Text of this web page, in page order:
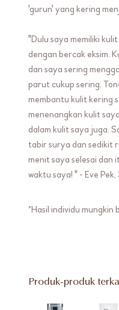
'gurun' yang kering
"Dulu saya memiliki
dengan bercak eksim.
dan saya sering
parut cukup sering.
membantu kulit kering
menenangkan kulit
dalam kulit saya juga.
tabir surya dan sedikit
menit saya selesai dan
waktu saya! " - Eve Pek,
*Hasil individu mungkin
Produk-produk